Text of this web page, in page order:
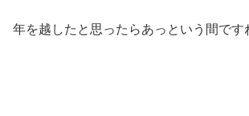
年を越したと思ったらあっという間です